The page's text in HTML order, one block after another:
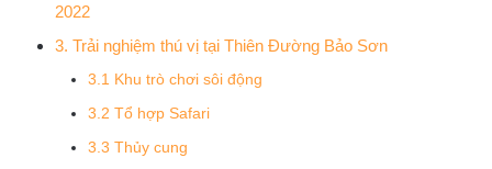
2022
3. Trải nghiệm thú vị tại Thiên Đường Bảo Sơn
3.1 Khu trò chơi sôi động
3.2 Tổ hợp Safari
3.3 Thủy cung